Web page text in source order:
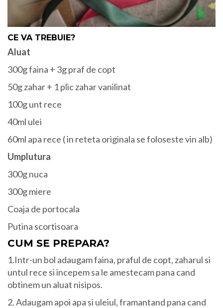
CE VA TREBUIE?
Aluat
300g faina + 3g praf de copt
50g zahar + 1 plic zahar vanilinat
100g unt rece
40ml ulei
60ml apa rece ( in reteta originala se foloseste vin alb)
Umplutura
300g nuca
300g miere
Coaja de portocala
Putina scortisoara
CUM SE PREPARA?
1.Intr-un bol adaugam faina, praful de copt, zaharul si
untul rece si incepem sa le amestecam pana cand
obtinem un aluat nisipos.
2. Adaugam apoi apa si uleiul, framantand pana cand